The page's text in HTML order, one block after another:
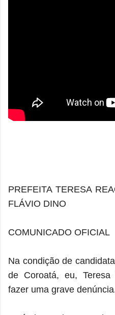
PREFEITA TERESA
FLÁVIO DINO
COMUNICADO OFICIAL
Na condição de
de Coroatá, eu,
fazer uma grave